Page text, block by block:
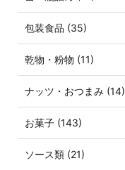
包装食品 (35)
乾物・粉物 (11)
ナッツ・おつまみ (14)
お菓子 (143)
ソース類 (21)